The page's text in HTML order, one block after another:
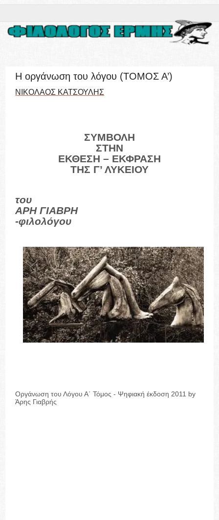
Η οργάνωση του λόγου (ΤΟΜΟΣ Α’)
ΝΙΚΟΛΑΟΣ ΚΑΤΣΟΥΛΗΣ
ΣΥΜΒΟΛΗ
ΣΤΗΝ
ΕΚΘΕΣΗ – ΕΚΦΡΑΣΗ
ΤΗΣ Γ’ ΛΥΚΕΙΟΥ
του
ΑΡΗ ΓΙΑΒΡΗ
-φιλολόγου
Οργάνωση του Λόγου Α΄ Τόμος - Ψηφιακή έκδοση 2011 by
Άρης Γιαβρής